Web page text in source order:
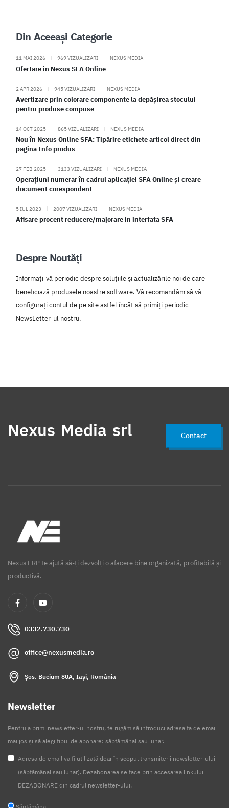
Din Aceeași Categorie
11 MAI 2026 | 969 VIZUALIZARI | NEXUS MEDIA
Ofertare in Nexus SFA Online
2 APR 2026 | 945 VIZUALIZARI | NEXUS MEDIA
Avertizare prin colorare componente la depășirea stocului
pentru produse compuse
14 OCT 2025 | 865 VIZUALIZARI | NEXUS MEDIA
Nou în Nexus Online SFA: Tipărire etichete articol direct din
pagina Info produs
27 FEB 2025 | 3133 VIZUALIZARI | NEXUS MEDIA
Operațiuni numerar în cadrul aplicației SFA Online și creare
document corespondent
5 IUL 2023 | 2007 VIZUALIZARI | NEXUS MEDIA
Afisare procent reducere/majorare in interfata SFA
Despre Noutăți
Informați-vă periodic despre soluțiile și actualizările noi de care
beneficiază produsele noastre software. Vă recomandăm să vă
configurați contul de pe site astfel încât să primiți periodic
NewsLetter-ul nostru.
Nexus Media srl Contact
Nexus ERP te ajută să-ți dezvolți o afacere bine organizată, profitabilă și
productivă.
0332.730.730
office@nexusmedia.ro
Șos. Bucium 80A, Iași, România
Newsletter
Pentru a primi newsletter-ul nostru, te rugăm să introduci adresa ta de email
mai jos și să alegi tipul de abonare: săptămânal sau lunar.
Adresa de email va fi utilizată doar în scopul transmiterii newsletter-ului
(săptămânal sau lunar). Dezabonarea se face prin accesarea linkului
DEZABONARE din cadrul newsletter-ului.